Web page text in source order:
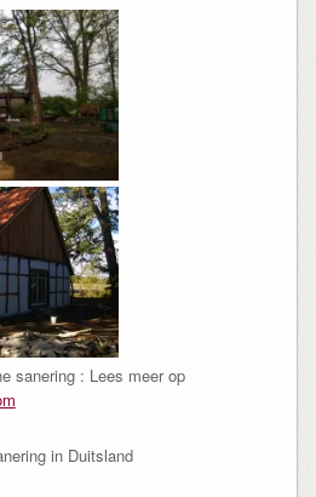
sanering : Lees meer op
in Duitsland